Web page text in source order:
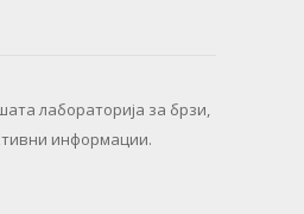
лабораторија за брзи,
информации.